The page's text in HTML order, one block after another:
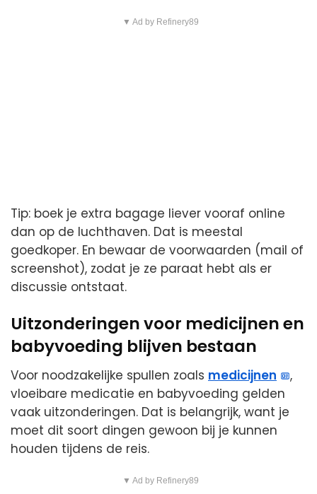
▼ Ad by Refinery89
Tip: boek je extra bagage liever vooraf online
dan op de luchthaven. Dat is meestal
goedkoper. En bewaar de voorwaarden (mail of
screenshot), zodat je ze paraat hebt als er
discussie ontstaat.
Uitzonderingen voor medicijnen en
babyvoeding blijven bestaan
Voor noodzakelijke spullen zoals medicijnen
,
vloeibare medicatie en babyvoeding gelden
vaak uitzonderingen. Dat is belangrijk, want je
moet dit soort dingen gewoon bij je kunnen
houden tijdens de reis.
▼ Ad by Refinery89